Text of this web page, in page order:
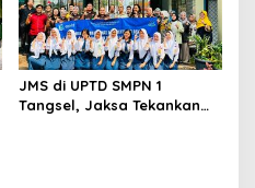
JMS di UPTD SMPN 1
Tangsel, Jaksa Tekankan